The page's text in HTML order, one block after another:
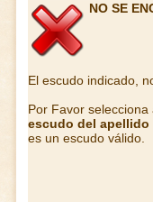
NO SE
El escudo indicado,
Por Favor
escudo del apellido
es un escudo válido.